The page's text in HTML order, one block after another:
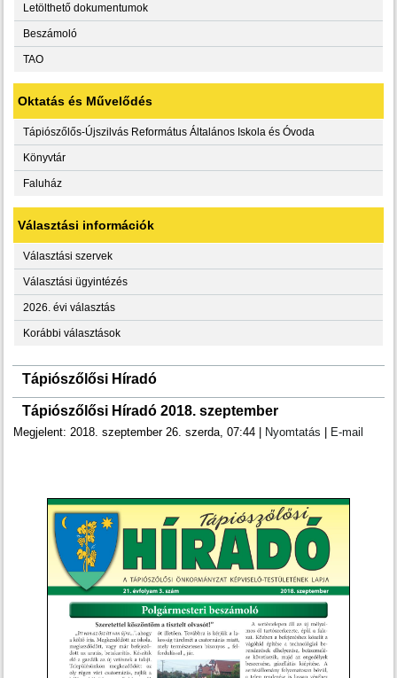
Letölthető dokumentumok
Beszámoló
TAO
Oktatás és Művelődés
Tápiószőlős-Újszilvás Református Általános Iskola és Óvoda
Könyvtár
Faluház
Választási információk
Választási szervek
Választási ügyintézés
2026. évi választás
Korábbi választások
Tápiószőlősi Híradó
Tápiószőlősi Híradó 2018. szeptember
Megjelent: 2018. szeptember 26. szerda, 07:44 Nyomtatás E-mail